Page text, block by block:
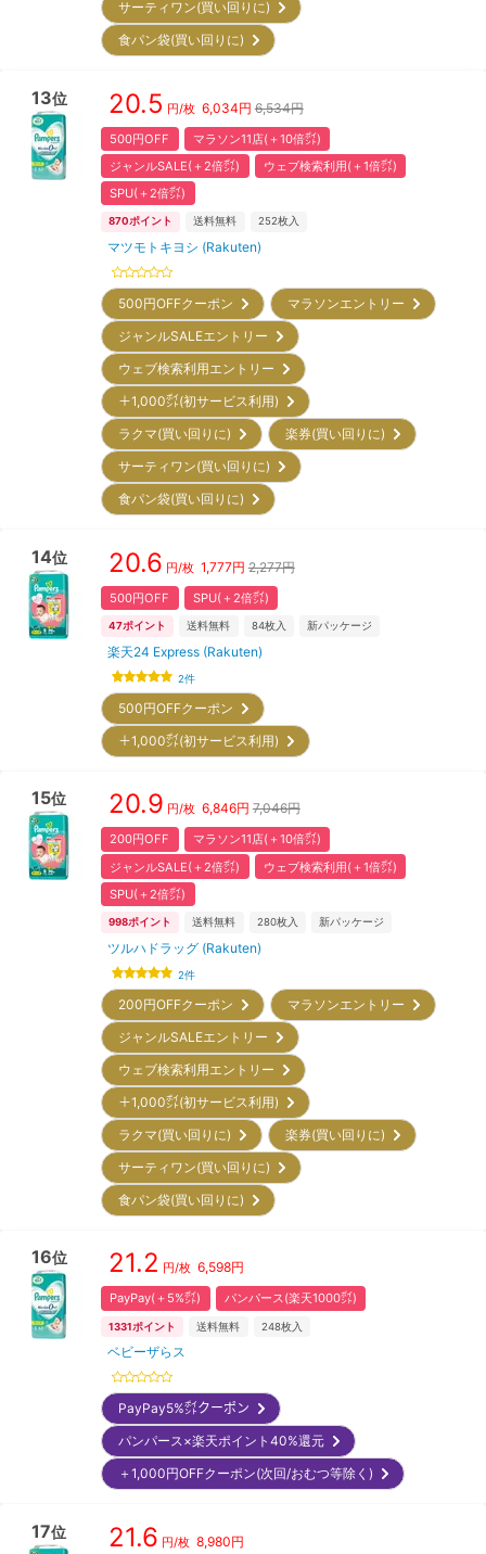
サーティワン(買い回りに)
食パン袋(買い回りに)
13位 20.5 円/枚 6,034円 6,534円
500円OFF
マラソン11店(＋10倍㌽)
ジャンルSALE(＋2倍㌽)
ウェブ検索利用(＋1倍㌽)
SPU(＋2倍㌽)
870ポイント 送料無料 252枚入
マツモトキヨシ (Rakuten)
500円OFFクーポン
マラソンエントリー
ジャンルSALEエントリー
ウェブ検索利用エントリー
＋1,000㌽(初サービス利用)
ラクマ(買い回りに)
楽券(買い回りに)
サーティワン(買い回りに)
食パン袋(買い回りに)
14位 20.6 円/枚 1,777円 2,277円
500円OFF SPU(＋2倍㌽)
47ポイント 送料無料 84枚入 新パッケージ
楽天24 Express (Rakuten)
2件
500円OFFクーポン
＋1,000㌽(初サービス利用)
15位 20.9 円/枚 6,846円 7,046円
200円OFF
マラソン11店(＋10倍㌽)
ジャンルSALE(＋2倍㌽)
ウェブ検索利用(＋1倍㌽)
SPU(＋2倍㌽)
998ポイント 送料無料 280枚入 新パッケージ
ツルハドラッグ (Rakuten)
2件
200円OFFクーポン
マラソンエントリー
ジャンルSALEエントリー
ウェブ検索利用エントリー
＋1,000㌽(初サービス利用)
ラクマ(買い回りに)
楽券(買い回りに)
サーティワン(買い回りに)
食パン袋(買い回りに)
16位 21.2 円/枚 6,598円
PayPay(＋5%㌽) パンパース(楽天1000㌽)
1331ポイント 送料無料 248枚入
ベビーザらス
PayPay5%㌽クーポン
パンパース×楽天ポイント40%還元
＋1,000円OFFクーポン(次回/おむつ等除く)
17位 21.6 円/枚 8,980円